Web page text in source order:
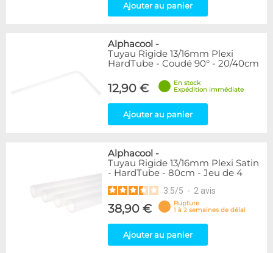
Ajouter au panier
Alphacool -
Tuyau Rigide 13/16mm Plexi
HardTube - Coudé 90° - 20/40cm
12,90 €
En stock
Expédition immédiate
Ajouter au panier
Alphacool -
Tuyau Rigide 13/16mm Plexi Satin
- HardTube - 80cm - Jeu de 4
3.5/5 - 2 avis
38,90 €
Rupture
1 à 2 semaines de délai
Ajouter au panier